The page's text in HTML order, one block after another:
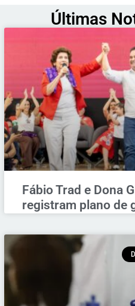
Últimas
Fábio Trad e Dona
registram plano de